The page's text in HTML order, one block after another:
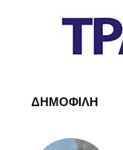
ΔΗΜΟΦΙΛΗ